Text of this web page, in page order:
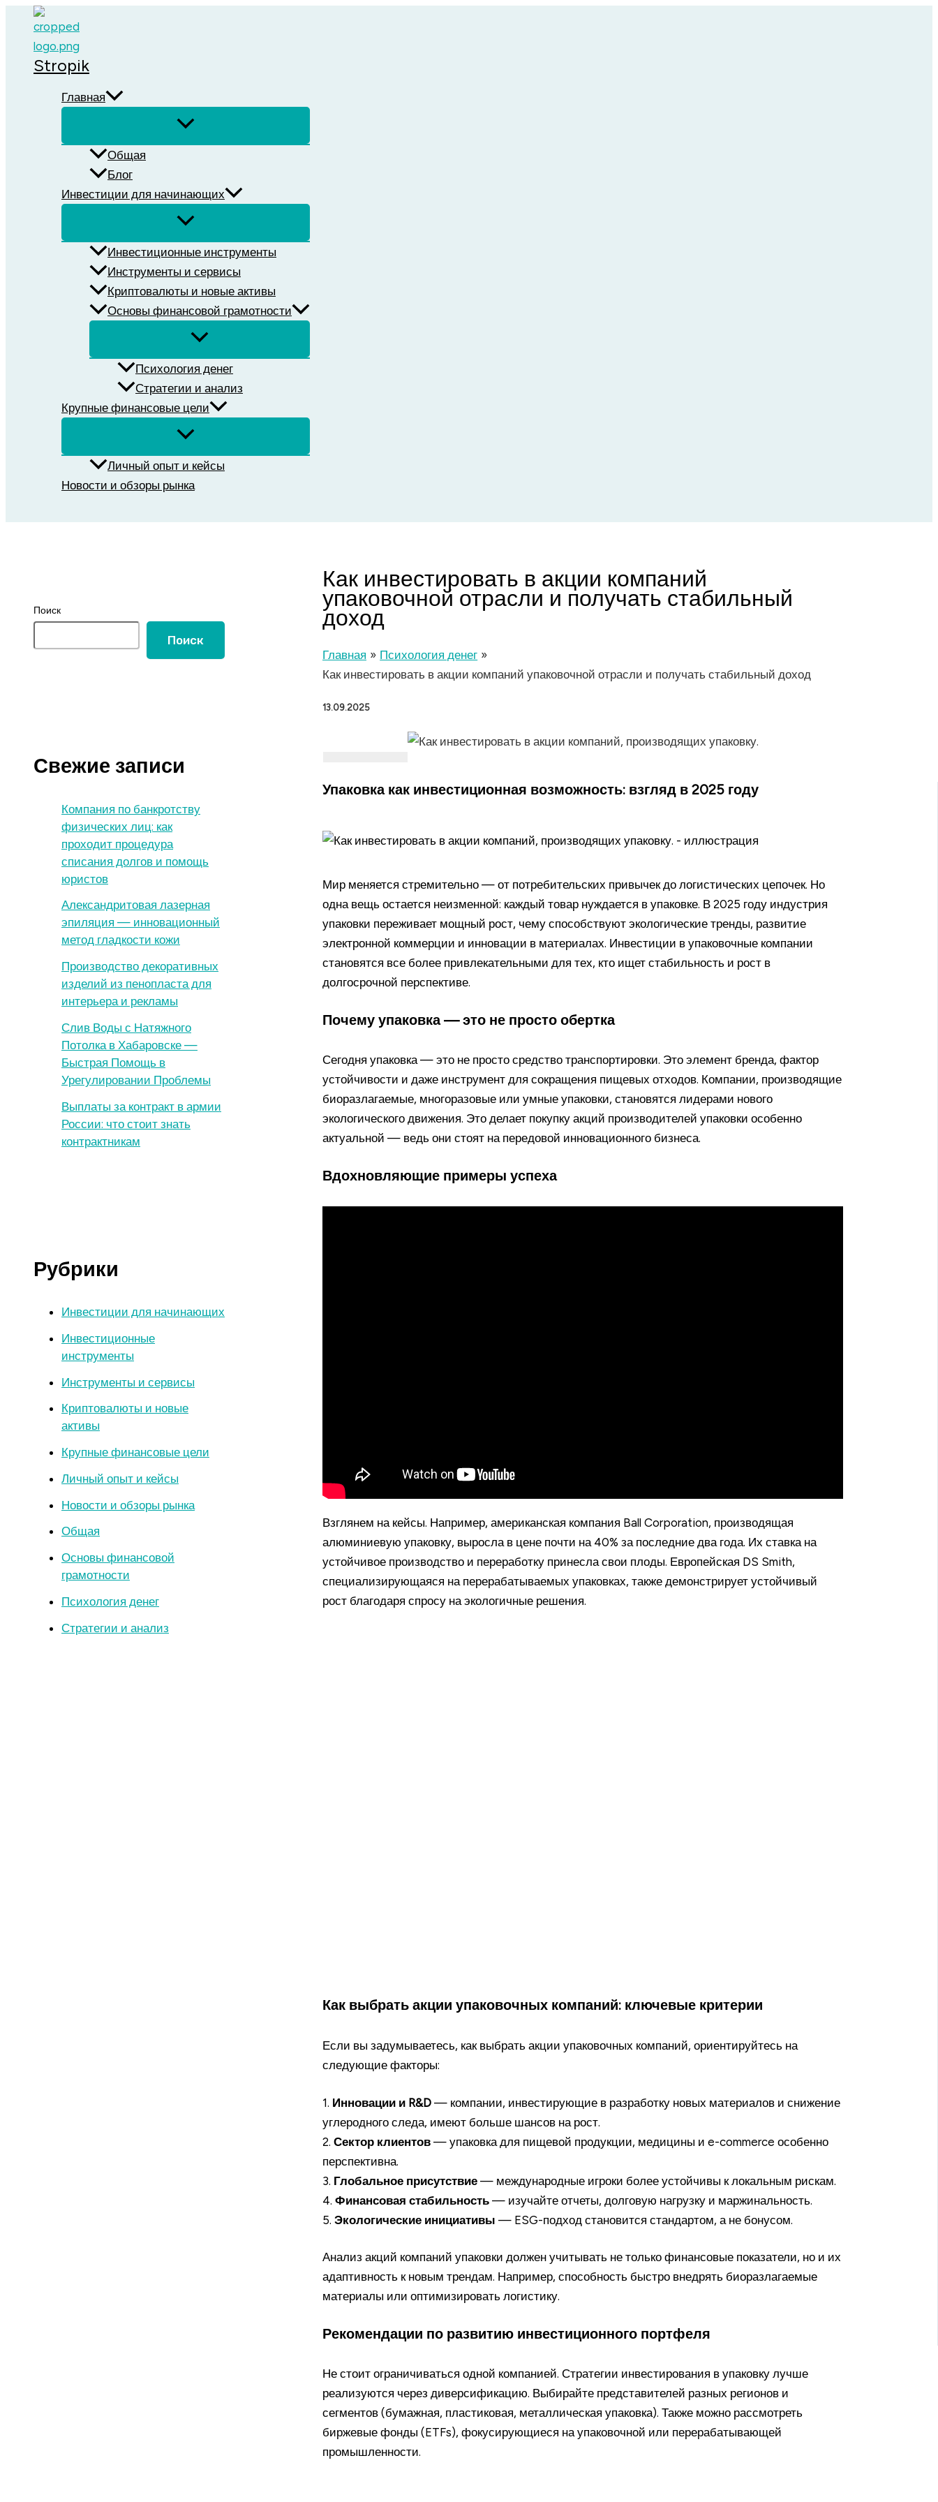
Перейти
содержимому
Stropik
Главная
Общая
Блог
Инвестиции для начинающих
Инвестиционные инструменты
Инструменты и сервисы
Криптовалюты и новые активы
Основы финансовой грамотности
Психология денег
Стратегии и анализ
Крупные финансовые цели
Личный опыт и кейсы
Новости и обзоры рынка
Поиск
Поиск
Свежие записи
Компания по банкротству
физических лиц: как
проходит процедура
списания долгов и помощь
юристов
Александритовая лазерная
эпиляция — инновационный
метод гладкости кожи
Производство декоративных
изделий из пенопласта для
интерьера и рекламы
Слив Воды с Натяжного
Потолка в Хабаровске —
Быстрая Помощь в
Урегулировании Проблемы
Выплаты за контракт в армии
России: что стоит знать
контрактникам
Рубрики
Инвестиции для начинающих
Инвестиционные
инструменты
Инструменты и сервисы
Криптовалюты и новые
активы
Крупные финансовые цели
Личный опыт и кейсы
Новости и обзоры рынка
Общая
Основы финансовой
грамотности
Психология денег
Стратегии и анализ
Как инвестировать в акции компаний
упаковочной отрасли и получать стабильный
доход
Главная
Психология денег
Как инвестировать в акции компаний упаковочной отрасли и получать стабильный доход
13.09.2025
Упаковка как инвестиционная возможность: взгляд в 2025 году
Мир меняется стремительно — от потребительских привычек до логистических цепочек. Но
одна вещь остается неизменной: каждый товар нуждается в упаковке. В 2025 году индустрия
упаковки переживает мощный рост, чему способствуют экологические тренды, развитие
электронной коммерции и инновации в материалах. Инвестиции в упаковочные компании
становятся все более привлекательными для тех, кто ищет стабильность и рост в
долгосрочной перспективе.
Почему упаковка — это не просто обертка
Сегодня упаковка — это не просто средство транспортировки. Это элемент бренда, фактор
устойчивости и даже инструмент для сокращения пищевых отходов. Компании, производящие
биоразлагаемые, многоразовые или умные упаковки, становятся лидерами нового
экологического движения. Это делает покупку акций производителей упаковки особенно
актуальной — ведь они стоят на передовой инновационного бизнеса.
Вдохновляющие примеры успеха
Взглянем на кейсы. Например, американская компания Ball Corporation, производящая
алюминиевую упаковку, выросла в цене почти на 40% за последние два года. Их ставка на
устойчивое производство и переработку принесла свои плоды. Европейская DS Smith,
специализирующаяся на перерабатываемых упаковках, также демонстрирует устойчивый
рост благодаря спросу на экологичные решения.
Как выбрать акции упаковочных компаний: ключевые критерии
Если вы задумываетесь, как выбрать акции упаковочных компаний, ориентируйтесь на
следующие факторы:
1. Инновации и R&D — компании, инвестирующие в разработку новых материалов и снижение
углеродного следа, имеют больше шансов на рост.
2. Сектор клиентов — упаковка для пищевой продукции, медицины и e-commerce особенно
перспективна.
3. Глобальное присутствие — международные игроки более устойчивы к локальным рискам.
4. Финансовая стабильность — изучайте отчеты, долговую нагрузку и маржинальность.
5. Экологические инициативы — ESG-подход становится стандартом, а не бонусом.
Анализ акций компаний упаковки должен учитывать не только финансовые показатели, но и их
адаптивность к новым трендам. Например, способность быстро внедрять биоразлагаемые
материалы или оптимизировать логистику.
Рекомендации по развитию инвестиционного портфеля
Не стоит ограничиваться одной компанией. Стратегии инвестирования в упаковку лучше
реализуются через диверсификацию. Выбирайте представителей разных регионов и
сегментов (бумажная, пластиковая, металлическая упаковка). Также можно рассмотреть
биржевые фонды (ETFs), фокусирующиеся на упаковочной или перерабатывающей
промышленности.